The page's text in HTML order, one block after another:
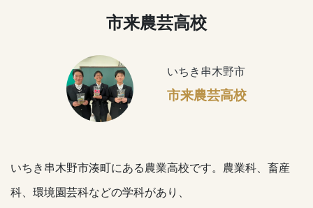
市来農芸高校
いちき串木野市
市来農芸高校
いちき串木野市湊町にある農業高校です。農業科、畜産
科、環境園芸科などの学科があり、